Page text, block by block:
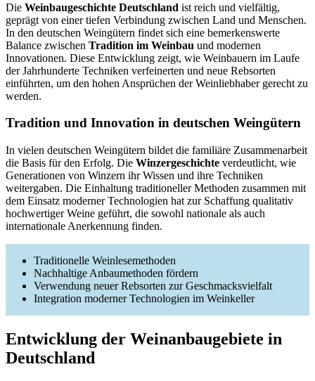
Die Weinbaugeschichte Deutschland ist reich und vielfältig,
geprägt von einer tiefen Verbindung zwischen Land und Menschen.
In den deutschen Weingütern findet sich eine bemerkenswerte
Balance zwischen Tradition im Weinbau und modernen
Innovationen. Diese Entwicklung zeigt, wie Weinbauern im Laufe
der Jahrhunderte Techniken verfeinerten und neue Rebsorten
einführten, um den hohen Ansprüchen der Weinliebhaber gerecht zu
werden.
Tradition und Innovation in deutschen Weingütern
In vielen deutschen Weingütern bildet die familiäre Zusammenarbeit
die Basis für den Erfolg. Die Winzergeschichte verdeutlicht, wie
Generationen von Winzern ihr Wissen und ihre Techniken
weitergaben. Die Einhaltung traditioneller Methoden zusammen mit
dem Einsatz moderner Technologien hat zur Schaffung qualitativ
hochwertiger Weine geführt, die sowohl nationale als auch
internationale Anerkennung finden.
Traditionelle Weinlesemethoden
Nachhaltige Anbaumethoden fördern
Verwendung neuer Rebsorten zur Geschmacksvielfalt
Integration moderner Technologien im Weinkeller
Entwicklung der Weinanbaugebiete in
Deutschland